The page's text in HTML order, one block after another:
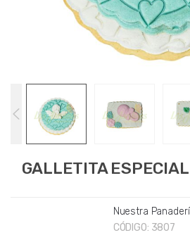
GALLETITA
Nuestra
CÓDIGO: 3807